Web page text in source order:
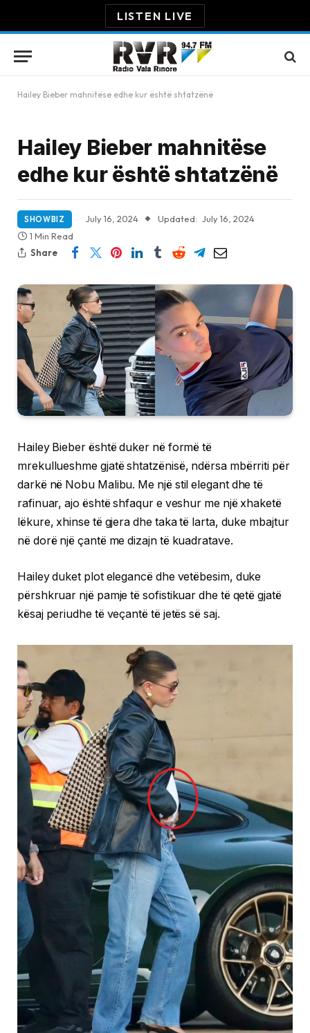
LISTEN LIVE
Hailey Bieber mahnitëse edhe kur është shtatzënë
Hailey Bieber mahnitëse
edhe kur është shtatzënë
SHOWBIZ July 16, 2024 Updated: July 16, 2024
1 Min Read
Share
Hailey Bieber është duker në formë të
mrekullueshme gjatë shtatzënisë, ndërsa mbërriti për
darkë në Nobu Malibu. Me një stil elegant dhe të
rafinuar, ajo është shfaqur e veshur me një xhaketë
lëkure, xhinse të gjera dhe taka të larta, duke mbajtur
në dorë një çantë me dizajn të kuadratave.
Hailey duket plot elegancë dhe vetëbesim, duke
përshkruar një pamje të sofistikuar dhe të qetë gjatë
kësaj periudhe të veçantë të jetës së saj.